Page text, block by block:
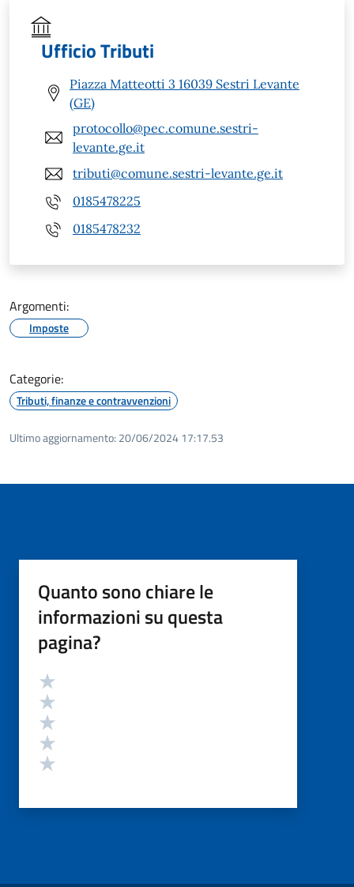
Ufficio Tributi
Piazza Matteotti 3 16039 Sestri Levante
(GE)
protocollo@pec.comune.sestri-
levante.ge.it
tributi@comune.sestri-levante.ge.it
0185478225
0185478232
Argomenti:
Imposte
Categorie:
Tributi, finanze e contravvenzioni
Ultimo aggiornamento: 20/06/2024 17:17.53
Quanto sono chiare le
informazioni su questa
pagina?
Valutazione